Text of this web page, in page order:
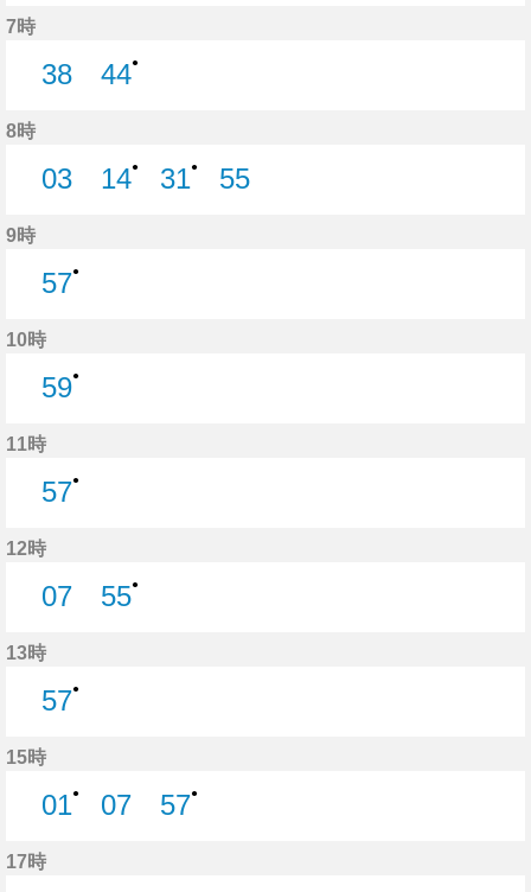
7時
38
44●
8時
03
14●
31●
55
9時
57●
10時
59●
11時
57●
12時
07
55●
13時
57●
15時
01●
07
57●
17時